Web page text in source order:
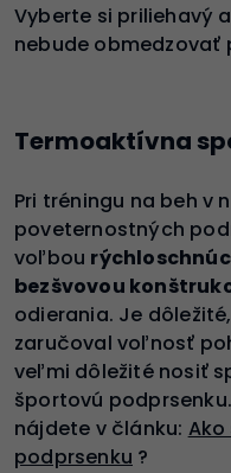
Vyberte si priliehavý
nebude obmedzovať
Termoaktívna
Pri tréningu na beh v
poveternostných
voľbou
bezšvovou
odierania. Je
zaručoval voľnosť
veľmi dôležité nosiť
športovú
nájdete v článku:
podprsenku ?